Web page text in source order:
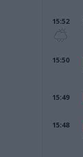
15:52
15:50
15:49
15:48